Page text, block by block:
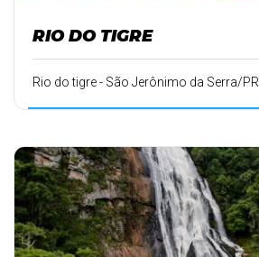
RIO DO TIGRE
Rio do tigre - São Jerônimo da Serra/PR